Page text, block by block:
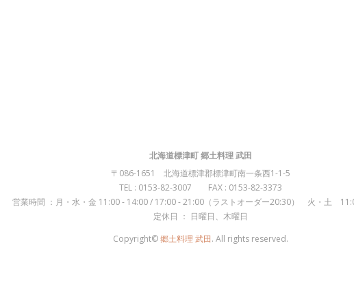
北海道標津町 郷土料理 武田
〒086-1651 北海道標津郡標津町南一条西1-1-5
TEL : 0153-82-3007 FAX : 0153-82-3373
営業時間 ：月・水・金 11:00 - 14:00 / 17:00 - 21:00（ラストオーダー20:30） 火・土
定休日 ： 日曜日、木曜日
Copyright©郷土料理 武田. All rights reserved.